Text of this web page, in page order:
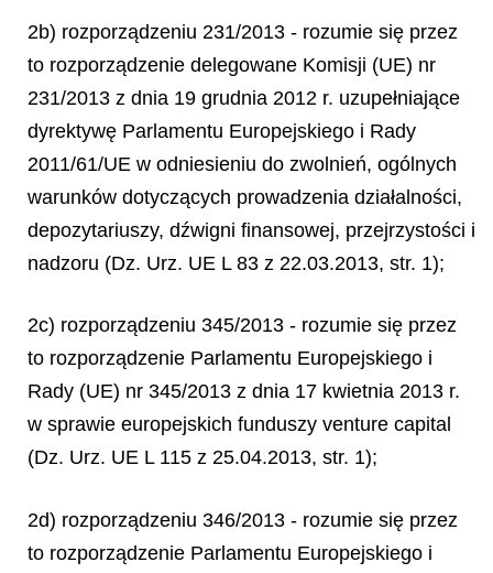
2b) rozporządzeniu 231/2013 - rozumie się przez
to rozporządzenie delegowane Komisji (UE) nr
231/2013 z dnia 19 grudnia 2012 r. uzupełniające
dyrektywę Parlamentu Europejskiego i Rady
2011/61/UE w odniesieniu do zwolnień, ogólnych
warunków dotyczących prowadzenia działalności,
depozytariuszy, dźwigni finansowej, przejrzystości i
nadzoru (Dz. Urz. UE L 83 z 22.03.2013, str. 1);
2c) rozporządzeniu 345/2013 - rozumie się przez
to rozporządzenie Parlamentu Europejskiego i
Rady (UE) nr 345/2013 z dnia 17 kwietnia 2013 r.
w sprawie europejskich funduszy venture capital
(Dz. Urz. UE L 115 z 25.04.2013, str. 1);
2d) rozporządzeniu 346/2013 - rozumie się przez
to rozporządzenie Parlamentu Europejskiego i